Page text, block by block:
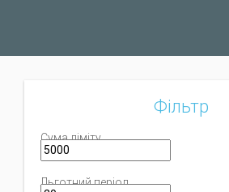
Фільтр
Сума ліміту
Льготний період